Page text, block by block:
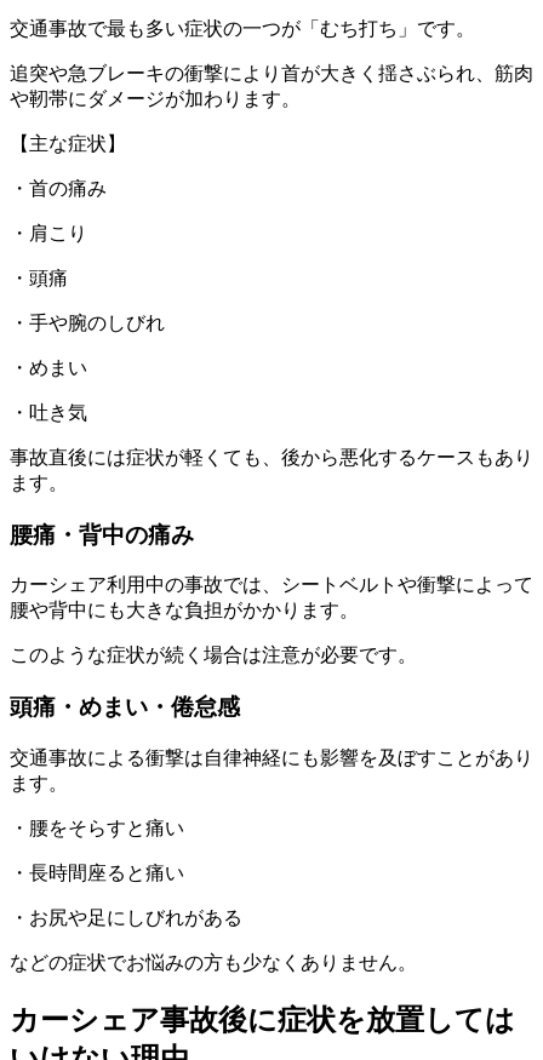
交通事故で最も多い症状の一つが「むち打ち」です。
追突や急ブレーキの衝撃により首が大きく揺さぶられ、筋肉
や靭帯にダメージが加わります。
【主な症状】
・首の痛み
・肩こり
・頭痛
・手や腕のしびれ
・めまい
・吐き気
事故直後には症状が軽くても、後から悪化するケースもあり
ます。
腰痛・背中の痛み
カーシェア利用中の事故では、シートベルトや衝撃によって
腰や背中にも大きな負担がかかります。
このような症状が続く場合は注意が必要です。
頭痛・めまい・倦怠感
交通事故による衝撃は自律神経にも影響を及ぼすことがあり
ます。
・腰をそらすと痛い
・長時間座ると痛い
・お尻や足にしびれがある
などの症状でお悩みの方も少なくありません。
カーシェア事故後に症状を放置しては